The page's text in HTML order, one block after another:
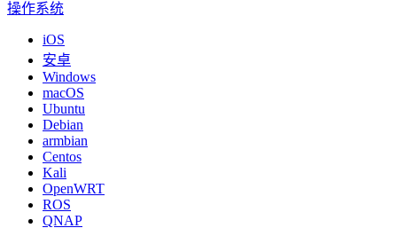
操作系统
iOS
安卓
Windows
macOS
Ubuntu
Debian
armbian
Centos
Kali
OpenWRT
ROS
QNAP